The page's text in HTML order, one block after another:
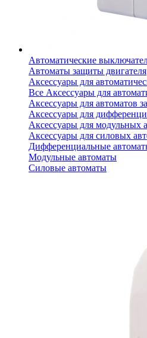
Автоматические
Автоматы защиты двигателя
Аксессуары для
Все Аксессуары для
Аксессуары для автоматов
Аксессуары для
Аксессуары для модульных
Аксессуары для силовых
Дифференциальные
Модульные автоматы
Силовые автоматы